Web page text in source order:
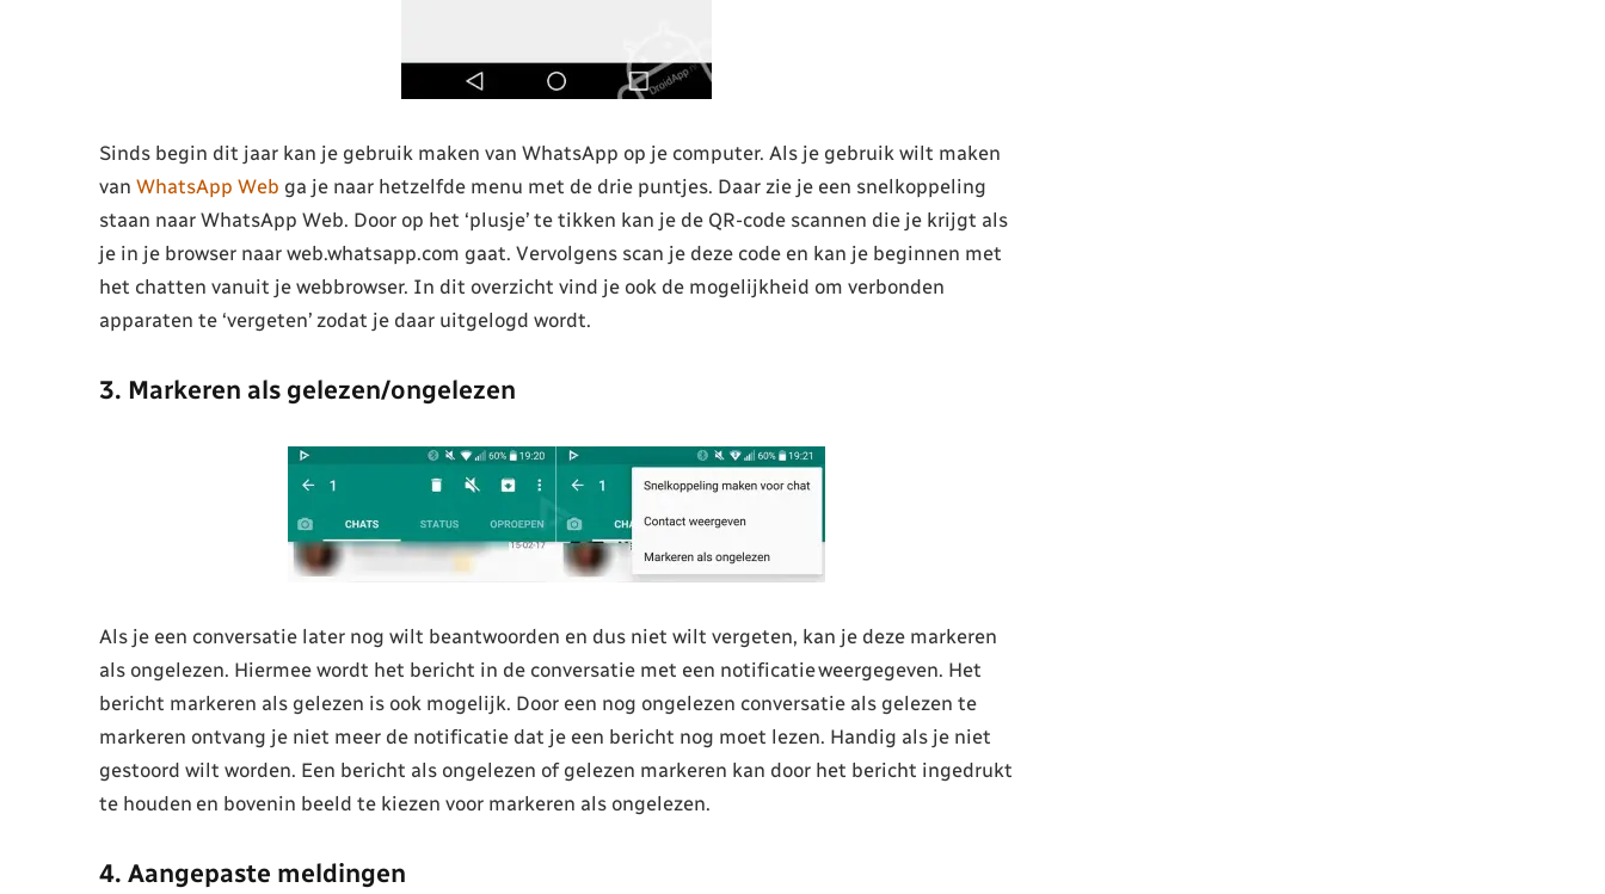
Sinds begin dit jaar kan je gebruik maken van WhatsApp op je computer. Als je gebruik wilt maken
van WhatsApp Web ga je naar hetzelfde menu met de drie puntjes. Daar zie je een snelkoppeling
staan naar WhatsApp Web. Door op het ‘plusje’ te tikken kan je de QR-code scannen die je krijgt als
je in je browser naar web.whatsapp.com gaat. Vervolgens scan je deze code en kan je beginnen met
het chatten vanuit je webbrowser. In dit overzicht vind je ook de mogelijkheid om verbonden
apparaten te ‘vergeten’ zodat je daar uitgelogd wordt.
3. Markeren als gelezen/ongelezen
Als je een conversatie later nog wilt beantwoorden en dus niet wilt vergeten, kan je deze markeren
als ongelezen. Hiermee wordt het bericht in de conversatie met een notificatie weergegeven. Het
bericht markeren als gelezen is ook mogelijk. Door een nog ongelezen conversatie als gelezen te
markeren ontvang je niet meer de notificatie dat je een bericht nog moet lezen. Handig als je niet
gestoord wilt worden. Een bericht als ongelezen of gelezen markeren kan door het bericht ingedrukt
te houden en bovenin beeld te kiezen voor markeren als ongelezen.
4. Aangepaste meldingen